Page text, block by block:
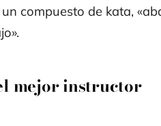
compuesto de kata,
mejor instructor